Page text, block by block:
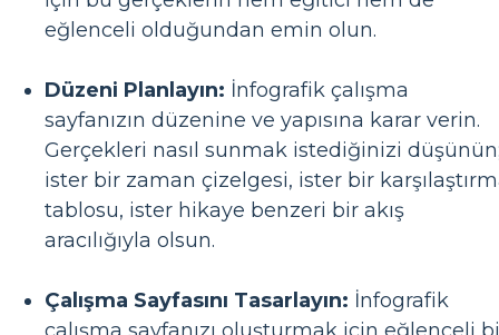
eğlenceli olduğundan emin olun.
Düzeni Planlayın: İnfografik çalışma
sayfanızın düzenine ve yapısına karar verin.
Gerçekleri nasıl sunmak istediğinizi
ister bir zaman çizelgesi, ister bir
tablosu, ister hikaye benzeri bir akış
aracılığıyla olsun.
Çalışma Sayfasını Tasarlayın: İnfografik